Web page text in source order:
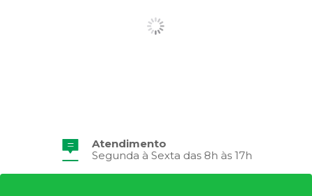
Atendimento
Segunda à Sexta das 8h às 17h